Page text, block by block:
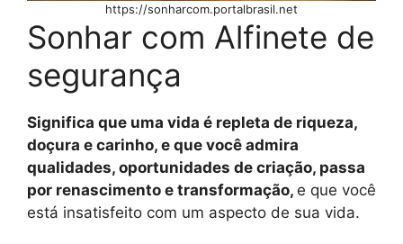
https://sonharcom.portalbrasil.net
Sonhar com Alfinete de
segurança
Significa que uma vida é repleta de riqueza,
doçura e carinho, e que você admira
qualidades, oportunidades de criação, passa
por renascimento e transformação, e que você
está insatisfeito com um aspecto de sua vida.